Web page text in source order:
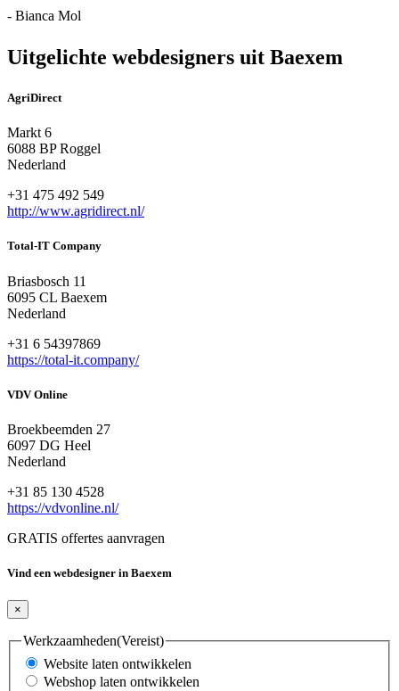
- Bianca Mol
Uitgelichte webdesigners uit Baexem
AgriDirect
Markt 6
6088 BP Roggel
Nederland
+31 475 492 549
http://www.agridirect.nl/
Total-IT Company
Briasbosch 11
6095 CL Baexem
Nederland
+31 6 54397869
https://total-it.company/
VDV Online
Broekbeemden 27
6097 DG Heel
Nederland
+31 85 130 4528
https://vdvonline.nl/
GRATIS offertes aanvragen
Vind een webdesigner in Baexem
×
Werkzaamheden(Vereist)
Website laten ontwikkelen
Webshop laten ontwikkelen